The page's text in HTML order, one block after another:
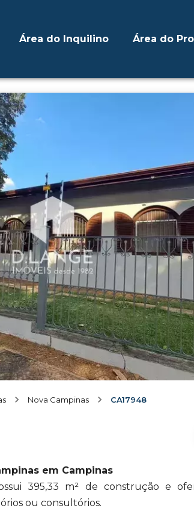
Área do Inquilino Área do
Nova Campinas CA17948
em Campinas
395,33 m² de construção e
ou consultórios.